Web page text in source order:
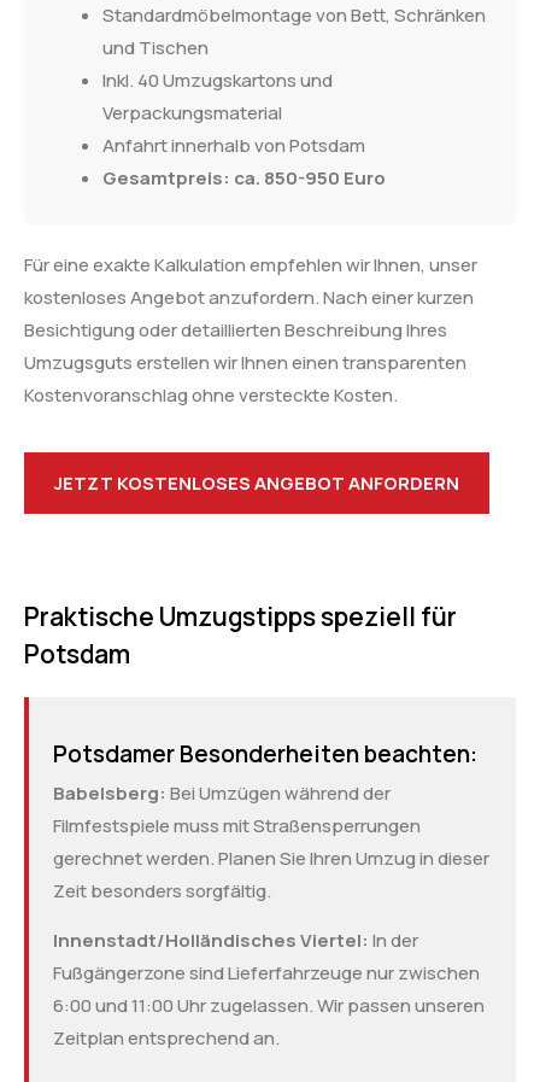
Standardmöbelmontage von Bett, Schränken
und Tischen
Inkl. 40 Umzugskartons und
Verpackungsmaterial
Anfahrt innerhalb von Potsdam
Gesamtpreis: ca. 850-950 Euro
Für eine exakte Kalkulation empfehlen wir Ihnen, unser
kostenloses Angebot anzufordern. Nach einer kurzen
Besichtigung oder detaillierten Beschreibung Ihres
Umzugsguts erstellen wir Ihnen einen transparenten
Kostenvoranschlag ohne versteckte Kosten.
JETZT KOSTENLOSES ANGEBOT ANFORDERN
Praktische Umzugstipps speziell für
Potsdam
Potsdamer Besonderheiten beachten:
Babelsberg: Bei Umzügen während der
Filmfestspiele muss mit Straßensperrungen
gerechnet werden. Planen Sie Ihren Umzug in dieser
Zeit besonders sorgfältig.
Innenstadt/Holländisches Viertel: In der
Fußgängerzone sind Lieferfahrzeuge nur zwischen
6:00 und 11:00 Uhr zugelassen. Wir passen unseren
Zeitplan entsprechend an.